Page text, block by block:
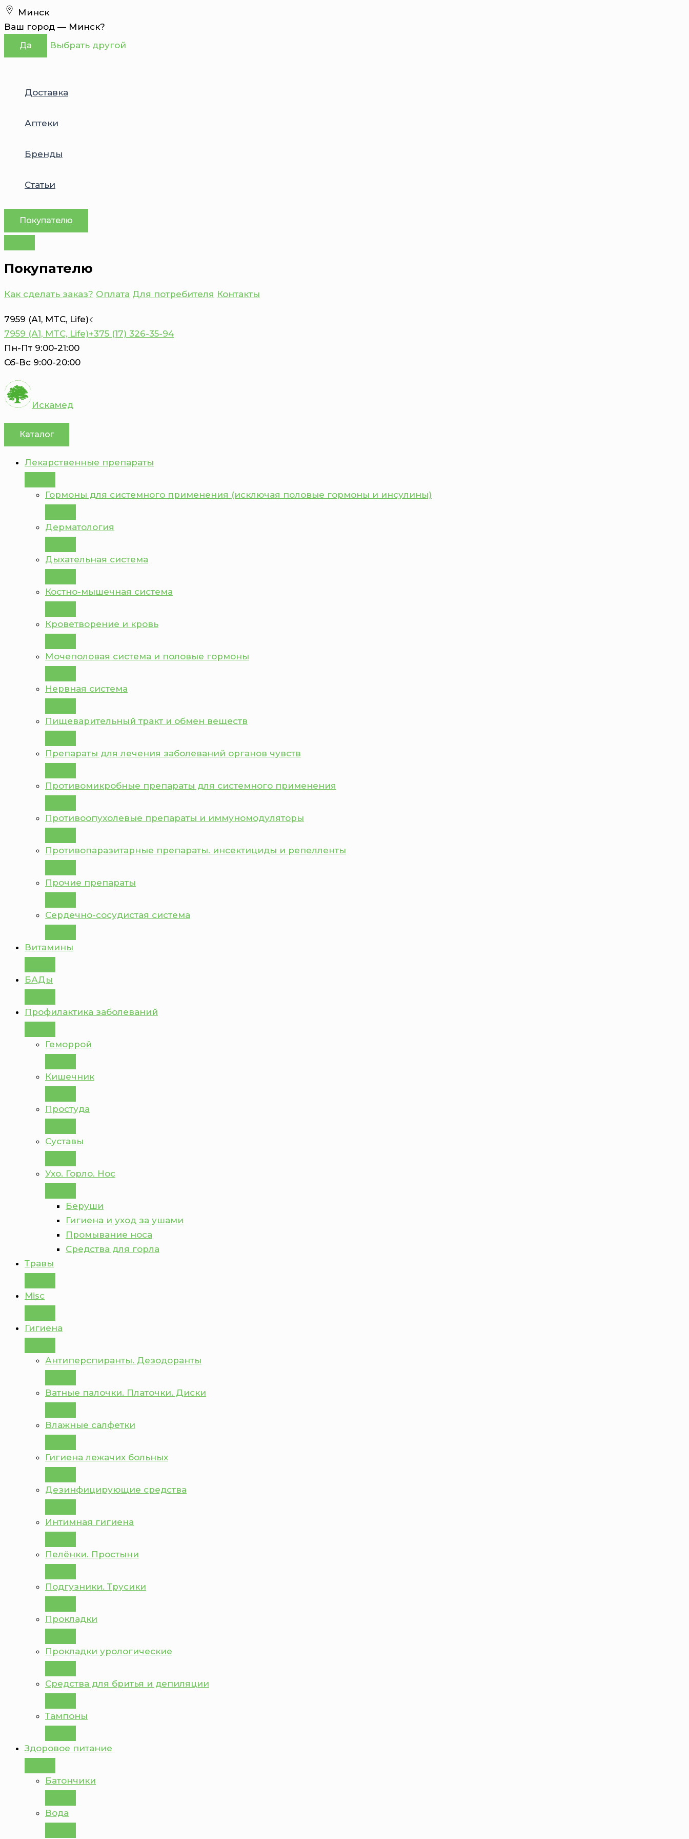
Перейти
к
содержимому
Минск
Ваш город — Минск?
Да Выбрать другой
Доставка
Аптеки
Бренды
Статьи
Покупателю
Покупателю
Как сделать заказ? Оплата Для потребителя Контакты
7959 (А1, MTC, Life)
7959 (А1, MTC, Life)+375 (17) 326-35-94
Пн-Пт 9:00-21:00
Сб-Вс 9:00-20:00
Искамед
Каталог
Лекарственные препараты
Гормоны для системного применения (исключая половые гормоны и инсулины)
Дерматология
Дыхательная система
Костно-мышечная система
Кроветворение и кровь
Мочеполовая система и половые гормоны
Нервная система
Пищеварительный тракт и обмен веществ
Препараты для лечения заболеваний органов чувств
Противомикробные препараты для системного применения
Противоопухолевые препараты и иммуномодуляторы
Противопаразитарные препараты. инсектициды и репелленты
Прочие препараты
Сердечно-сосудистая система
Витамины
БАДы
Профилактика заболеваний
Геморрой
Кишечник
Простуда
Суставы
Ухо. Горло. Нос
Беруши
Гигиена и уход за ушами
Промывание носа
Средства для горла
Травы
Misc
Гигиена
Антиперспиранты. Дезодоранты
Ватные палочки. Платочки. Диски
Влажные салфетки
Гигиена лежачих больных
Дезинфицирующие средства
Интимная гигиена
Пелёнки. Простыни
Подгузники. Трусики
Прокладки
Прокладки урологические
Средства для бритья и депиляции
Тампоны
Здоровое питание
Батончики
Вода